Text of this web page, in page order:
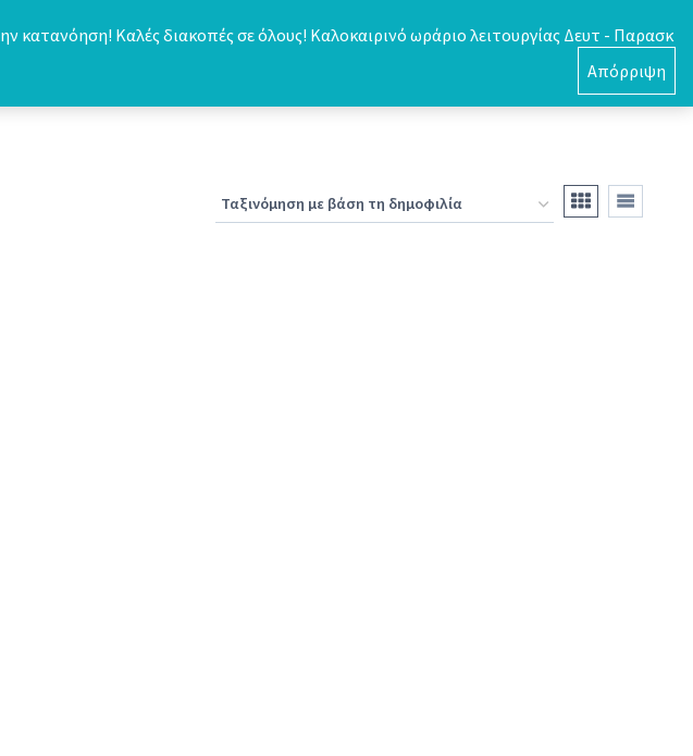
κατανόηση! Καλές διακοπές σε όλους! Καλοκαιρινό ωράριο λειτουργίας Δευτ - Παρασκ
Απόρριψη
0